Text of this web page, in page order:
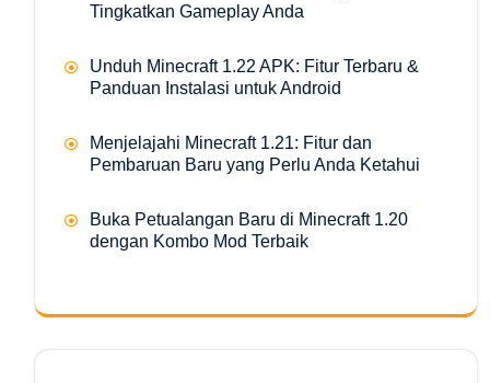
Tingkatkan Gameplay Anda
Unduh Minecraft 1.22 APK: Fitur Terbaru &
Panduan Instalasi untuk Android
Menjelajahi Minecraft 1.21: Fitur dan
Pembaruan Baru yang Perlu Anda Ketahui
Buka Petualangan Baru di Minecraft 1.20
dengan Kombo Mod Terbaik